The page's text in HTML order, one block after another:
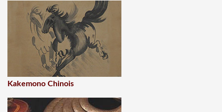
Kakemono Chinois